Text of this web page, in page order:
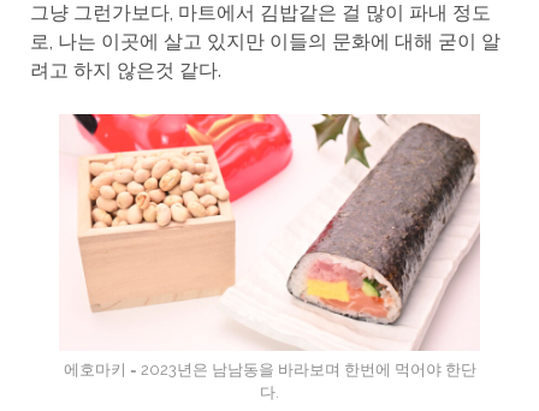
그냥 그런가보다, 마트에서 김밥같은 걸 많이 파내 정도
로, 나는 이곳에 살고 있지만 이들의 문화에 대해 굳이 알
려고 하지 않은것 같다.
에호마키 = 2023년은 남남동을 바라보며 한번에 먹어야 한단
다.